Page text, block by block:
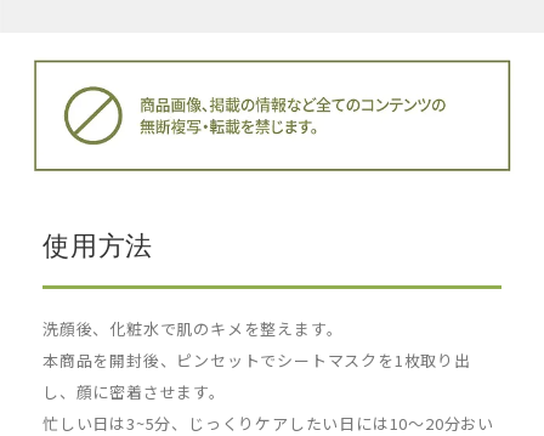
使用方法
洗顔後、化粧水で肌のキメを整えます。
本商品を開封後、ピンセットでシートマスクを1枚取り出
し、顔に密着させます。
忙しい日は3~5分、じっくりケアしたい日には10〜20分おい